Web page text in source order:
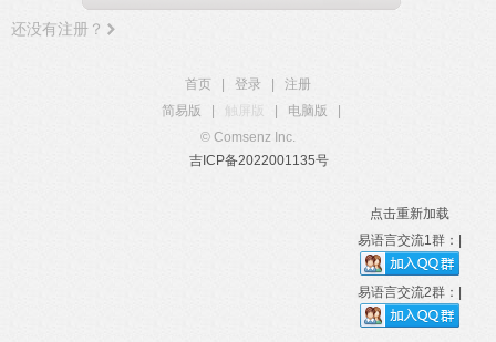
还没有注册？
点击重新加载
易语言交流1群：|
易语言交流2群：|
首页 登录
注册
简易版
触屏版 电脑版
© Comsenz Inc.
吉ICP备2022001135号